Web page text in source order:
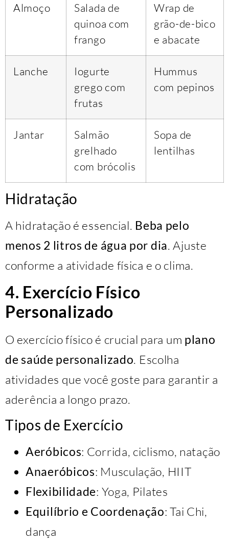
Almoço
Salada de
quinoa com
frango
Wrap de
grão-de-bico
e abacate
Lanche
Iogurte
grego com
frutas
Hummus
com pepinos
Jantar
Salmão
grelhado
com brócolis
Sopa de
lentilhas
Hidratação
A hidratação é essencial. Beba pelo
menos 2 litros de água por dia . Ajuste
conforme a atividade física e o clima.
4. Exercício Físico
Personalizado
O exercício físico é crucial para um plano
de saúde personalizado. Escolha
atividades que você goste para garantir a
aderência a longo prazo.
Tipos de Exercício
Aeróbicos: Corrida, ciclismo, natação
Anaeróbicos: Musculação, HIIT
Flexibilidade: Yoga, Pilates
Equilíbrio e Coordenação: Tai Chi,
dança